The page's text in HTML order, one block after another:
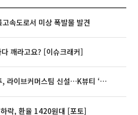
고속도로서 미상 폭발물 발견
깨라고요? [이슈크래커]
커머스팀 신설…K뷰티 ‘글로벌 판매망’ 확대[K뷰티 라방戰]
락, 환율 1420원대 [포토]